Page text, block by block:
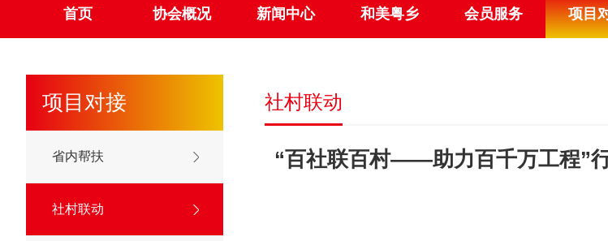
首页 协会概况 新闻中心 和美粤乡 会员服务 项目
项目对接
省内帮扶
社村联动
社村联动
“百社联百村——助力百千万工程”